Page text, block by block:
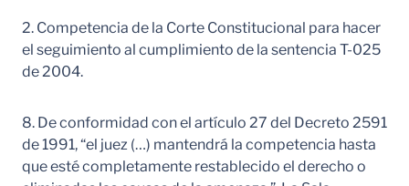
2. Competencia de la Corte Constitucional para hacer
el seguimiento al cumplimiento de la sentencia T-025
de 2004.
8. De conformidad con el artículo 27 del Decreto 2591
de 1991, “el juez (…) mantendrá la competencia hasta
que esté completamente restablecido el derecho o